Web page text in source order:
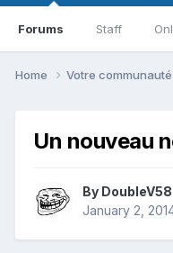
Forums Staff
Home Votre communauté
Un nouveau
By DoubleV58
January 2,